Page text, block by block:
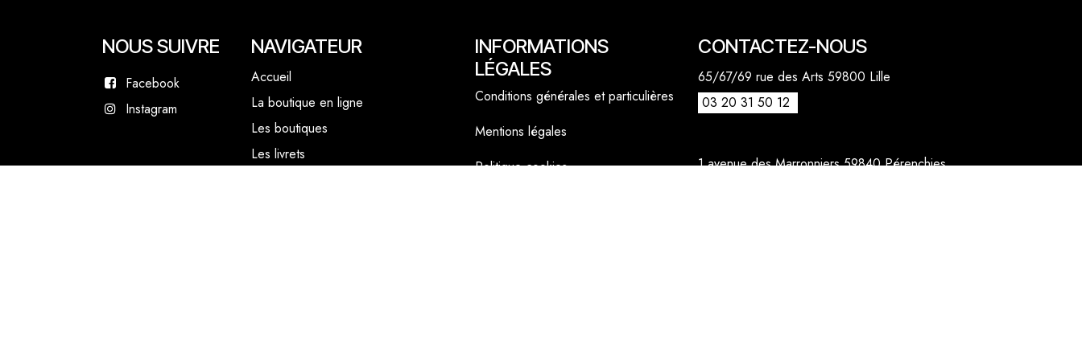
CONTACTEZ-NOUS
65/67/69 rue des Arts 59800 Lille
03 20 31 50 12
1 avenue des Marronniers 59840 Pérenchies
NOUS SUIVRE
Facebook
Instagram
INFORMATIONS
LÉGALES
Conditions générales et particulières
Mentions légales
Politique cookies
NAVIGATEUR
Accueil
La boutique en ligne
Les boutiques
Les livrets